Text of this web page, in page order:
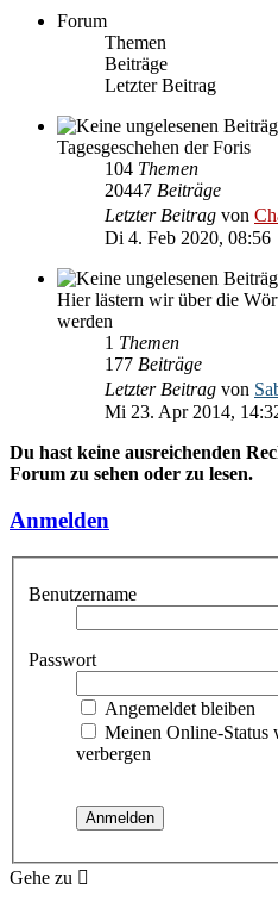
Forum
Themen
Beiträge
Letzter Beitrag
Tagesgeschehen der Foris
104 Themen
20447 Beiträge
Letzter Beitrag von
Di 4. Feb 2020, 08:56
Hier lästern wir über die
werden
1 Themen
177 Beiträge
Letzter Beitrag von
Mi 23. Apr 2014,
Du hast keine ausreichenden
Forum zu sehen oder zu lesen.
Anmelden
Benutzername
Passwort
Angemeldet bleiben
Meinen Online-Status
verbergen
Gehe zu